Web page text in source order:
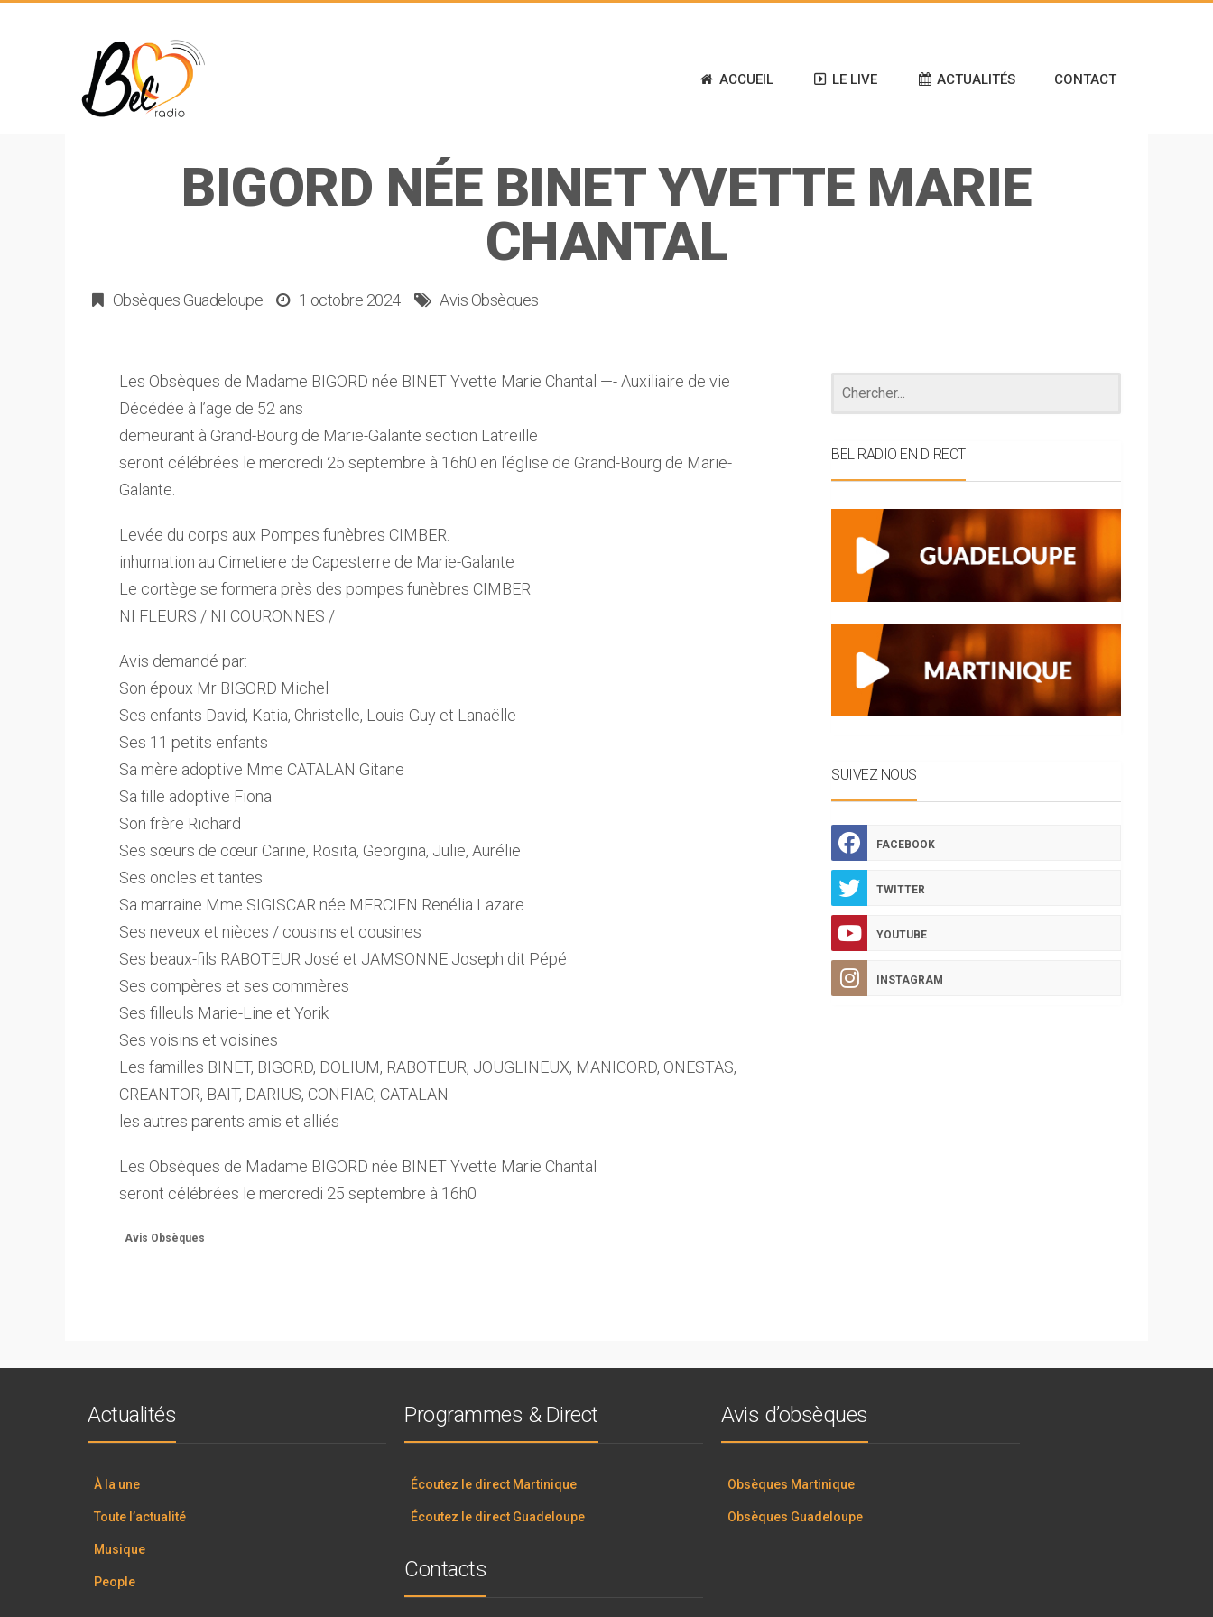
ACCUEIL LE LIVE ACTUALITÉS CONTACT
BIGORD NÉE BINET YVETTE MARIE
CHANTAL
Obsèques Guadeloupe 1 octobre 2024 Avis Obsèques
Les Obsèques de Madame BIGORD née BINET Yvette Marie Chantal —- Auxiliaire de vie
Décédée à l’age de 52 ans
demeurant à Grand-Bourg de Marie-Galante section Latreille
seront célébrées le mercredi 25 septembre à 16h0 en l’église de Grand-Bourg de Marie-
Galante.
Levée du corps aux Pompes funèbres CIMBER.
inhumation au Cimetiere de Capesterre de Marie-Galante
Le cortège se formera près des pompes funèbres CIMBER
NI FLEURS / NI COURONNES /
Avis demandé par:
Son époux Mr BIGORD Michel
Ses enfants David, Katia, Christelle, Louis-Guy et Lanaëlle
Ses 11 petits enfants
Sa mère adoptive Mme CATALAN Gitane
Sa fille adoptive Fiona
Son frère Richard
Ses sœurs de cœur Carine, Rosita, Georgina, Julie, Aurélie
Ses oncles et tantes
Sa marraine Mme SIGISCAR née MERCIEN Renélia Lazare
Ses neveux et nièces / cousins et cousines
Ses beaux-fils RABOTEUR José et JAMSONNE Joseph dit Pépé
Ses compères et ses commères
Ses filleuls Marie-Line et Yorik
Ses voisins et voisines
Les familles BINET, BIGORD, DOLIUM, RABOTEUR, JOUGLINEUX, MANICORD, ONESTAS,
CREANTOR, BAIT, DARIUS, CONFIAC, CATALAN
les autres parents amis et alliés
Les Obsèques de Madame BIGORD née BINET Yvette Marie Chantal
seront célébrées le mercredi 25 septembre à 16h0
Avis Obsèques
BEL RADIO EN DIRECT
SUIVEZ NOUS
FACEBOOK
TWITTER
YOUTUBE
INSTAGRAM
Actualités
À la une
Toute l’actualité
Musique
People
Programmes & Direct
Écoutez le direct Martinique
Écoutez le direct Guadeloupe
Avis d’obsèques
Obsèques Martinique
Obsèques Guadeloupe
Contacts